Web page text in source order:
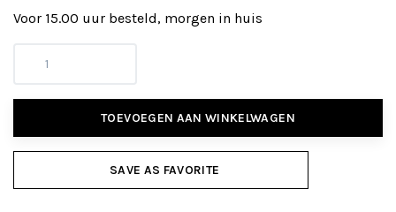
Voor 15.00 uur besteld, morgen in huis
TOEVOEGEN AAN WINKELWAGEN
SAVE AS FAVORITE